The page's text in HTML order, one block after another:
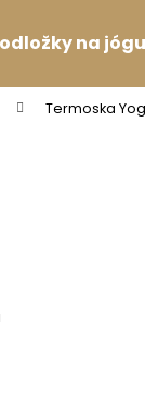
na jógu
Termoska